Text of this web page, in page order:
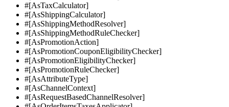
#[AsTaxCalculator]
#[AsShippingCalculator]
#[AsShippingMethodResolver]
#[AsShippingMethodRuleChecker]
#[AsPromotionAction]
#[AsPromotionCouponEligibilityChecker]
#[AsPromotionEligibilityChecker]
#[AsPromotionRuleChecker]
#[AsAttributeType]
#[AsChannelContext]
#[AsRequestBasedChannelResolver]